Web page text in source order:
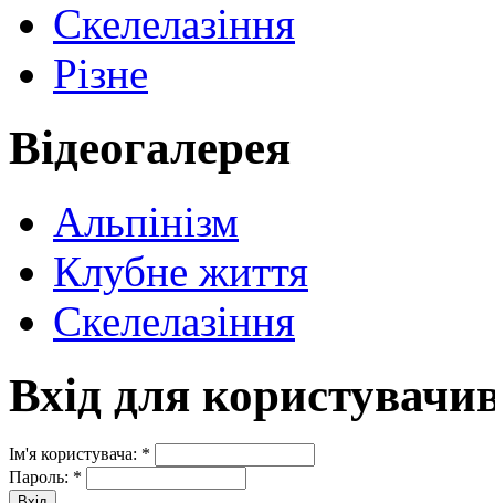
Скелелазіння
Різне
Відеогалерея
Альпінізм
Клубне життя
Скелелазіння
Вхід для
Ім'я користувача: *
Пароль: *